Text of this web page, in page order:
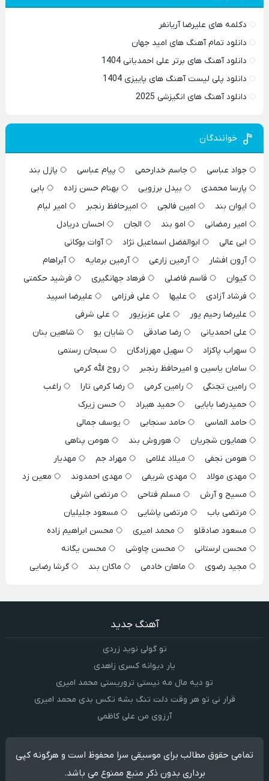
دکلمه های علیرضا آریانفر
دانلود تمام آهنگ های امید جهان
دانلود آهنگ های برتر علی احمدیانی 1404
دانلود پلی لیست آهنگ های پاییزی 1404
دانلود آهنگ های انگیزشی 2025
خوانندگان
جواد عباسی جاسم خدارحمی پیام عباسی
پازل بند
پارسا محمدی
بیدل برزویی بهنام حسن زاده
بابی
ایوان بند
امین فالجی امیرحافظ رنجبر
امیر لیام
امیر رمضانی
امو بند الجان
احسان دریادل
ابی عالی
ابوالفضل اسماعیل نژاد
آوات بوکانی
آرون افشار
آرمین زارعی آرمین برمایه
آبراهام
کیوان
قاسم فاضلی فرهاد جهانگیری
فرشید حکمتی
فرشاد آزادی
علیها علی فرزامی
علیرضا اسپید
علیرضا رحیم پور
علی عزیزپور
علی شرفی
علی احمدیانی
رضا صادقی شایان یو
شاهین بنان
سهراب پاکزاد
سهیل مهرزادگان
سبحان رستمی
سامان یاسین و امیرحافظ رنجبر
روح الله کرمی
رامین تجنگی
رامین کرمی رضا کرمی تارا
راغب
حمیدرضا بابایی
حمید هیراد
حسن زیرک
حامد الماسی
حامد سنجابی
یوسف جمالی
همایون شجریان
هوروش بند
هومن پناهی
هومن نجفی
میلاد غلامی مهراد جم
مهدیار
مهدی مولاد
مهدی شریفی مهدی احمدوند
معین زد
مسیح و آرش
مسلم فتاحی
مرتضی اشرفی
مرتضی باب
مرتضی پاشایی
مسعود جلیلیان
مسعود صادقلو
محمد امیری
محسن ابراهیم زاده
محسن لرستانی
محسن چاوشی
محسن یگانه
مجید رضوی
ماهان خادمی ماکان بند گرشا رضایی
آهنگ جدید
تو گولی نوید زردی
یار دیوانه کسری زاهدی
تو دیه مال مه نیستی تروریستی محمد امیری
قرار نی تو هر وقت دلت تنگ بشه تکس بدی محمد امیری
آرزوی من علی کاظمی
تمامی حقوق مطالب برای موسیقی سرا محفوظ است و هرگونه کپی
برداری بدون ذکر منبع ممنوع می باشد.